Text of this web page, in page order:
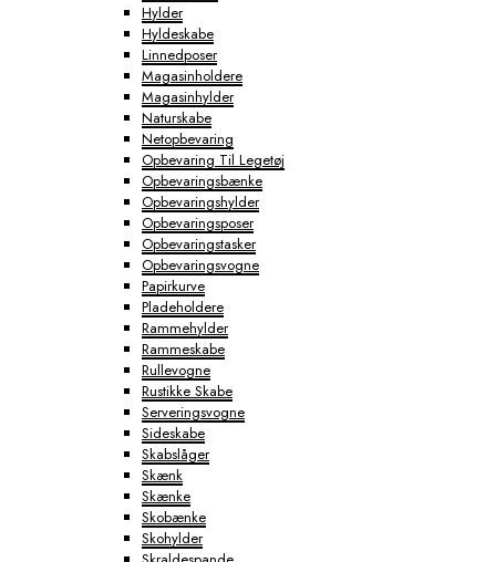
Hylder
Hyldeskabe
Linnedposer
Magasinholdere
Magasinhylder
Naturskabe
Netopbevaring
Opbevaring Til Legetøj
Opbevaringsbænke
Opbevaringshylder
Opbevaringsposer
Opbevaringstasker
Opbevaringsvogne
Papirkurve
Pladeholdere
Rammehylder
Rammeskabe
Rullevogne
Rustikke Skabe
Serveringsvogne
Sideskabe
Skabslåger
Skænk
Skænke
Skobænke
Skohylder